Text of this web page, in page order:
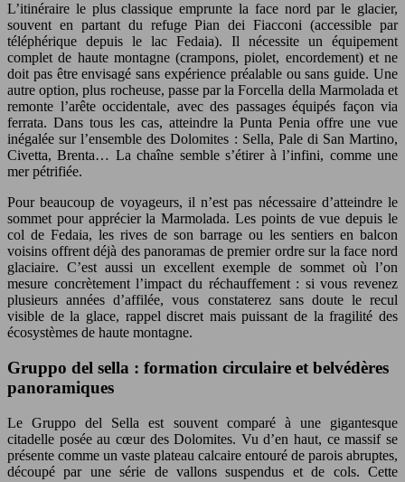
L’itinéraire le plus classique emprunte la face nord par le glacier,
souvent en partant du refuge Pian dei Fiacconi (accessible par
téléphérique depuis le lac Fedaia). Il nécessite un équipement
complet de haute montagne (crampons, piolet, encordement) et ne
doit pas être envisagé sans expérience préalable ou sans guide. Une
autre option, plus rocheuse, passe par la Forcella della Marmolada et
remonte l’arête occidentale, avec des passages équipés façon via
ferrata. Dans tous les cas, atteindre la Punta Penia offre une vue
inégalée sur l’ensemble des Dolomites : Sella, Pale di San Martino,
Civetta, Brenta… La chaîne semble s’étirer à l’infini, comme une
mer pétrifiée.
Pour beaucoup de voyageurs, il n’est pas nécessaire d’atteindre le
sommet pour apprécier la Marmolada. Les points de vue depuis le
col de Fedaia, les rives de son barrage ou les sentiers en balcon
voisins offrent déjà des panoramas de premier ordre sur la face nord
glaciaire. C’est aussi un excellent exemple de sommet où l’on
mesure concrètement l’impact du réchauffement : si vous revenez
plusieurs années d’affilée, vous constaterez sans doute le recul
visible de la glace, rappel discret mais puissant de la fragilité des
écosystèmes de haute montagne.
Gruppo del sella : formation circulaire et belvédères
panoramiques
Le Gruppo del Sella est souvent comparé à une gigantesque
citadelle posée au cœur des Dolomites. Vu d’en haut, ce massif se
présente comme un vaste plateau calcaire entouré de parois abruptes,
découpé par une série de vallons suspendus et de cols. Cette